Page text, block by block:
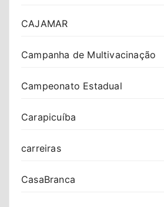
CAJAMAR
Campanha de Multivacinação
Campeonato Estadual
Carapicuíba
carreiras
CasaBranca